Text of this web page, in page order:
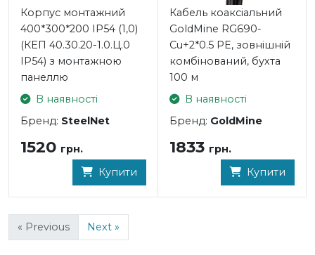
Корпус монтажний
400*300*200 IP54 (1,0)
(КЕП 40.30.20-1.0.Ц.0
IP54) з монтажною
панеллю
В наявності
Бренд: SteelNet
1520 грн.
Купити
Кабель коаксіальний
GoldMine RG690-
Cu+2*0.5 PE, зовнішній
комбінований, бухта
100 м
В наявності
Бренд: GoldMine
1833 грн.
Купити
« Previous Next »